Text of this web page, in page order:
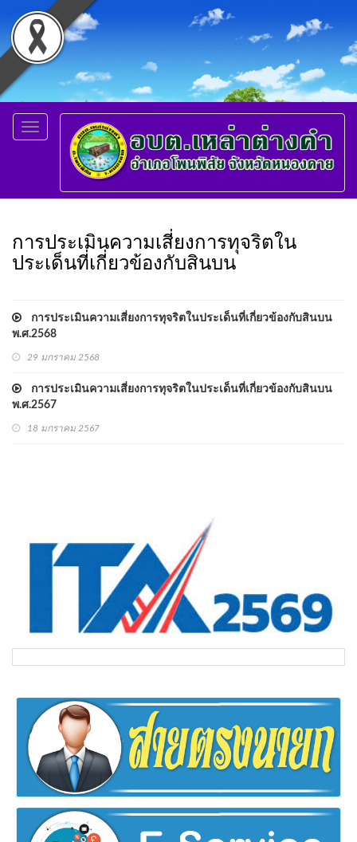
Toggle
navigation
การประเมินความเสี่ยงการทุจริตใน
ประเด็นที่เกี่ยวข้องกับสินบน
การประเมินความเสี่ยงการทุจริตในประเด็นที่เกี่ยวข้องกับสินบน
พ.ศ.2568
29 มกราคม 2568
การประเมินความเสี่ยงการทุจริตในประเด็นที่เกี่ยวข้องกับสินบน
พ.ศ.2567
18 มกราคม 2567